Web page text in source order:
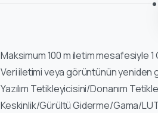
Maksimum 100 m iletim mesafesiyle
Veri iletimi veya görüntünün yeniden
Yazılım Tetikleyicisini/Donanım
Keskinlik/Gürültü Giderme/Gama/